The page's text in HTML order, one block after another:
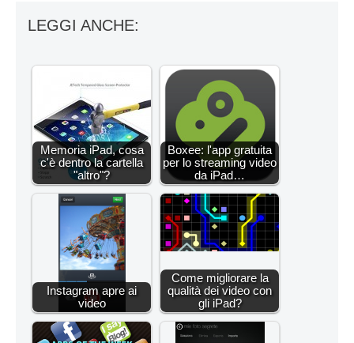
LEGGI ANCHE:
Memoria iPad, cosa
c'è dentro la cartella
"altro"?
Boxee: l'app gratuita
per lo streaming video
da iPad…
Instagram apre ai
video
Come migliorare la
qualità dei video con
gli iPad?